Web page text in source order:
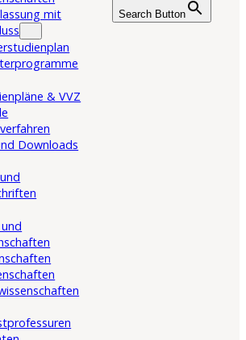
mit
& VVZ
Downloads
Search Button